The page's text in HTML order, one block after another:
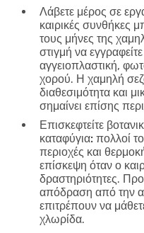
Λάβετε μέρος σε
καιρικές συνθήκες
τους μήνες της
στιγμή να
αγγειοπλαστική,
χορού. Η χαμηλή
διαθεσιμότητα και
σημαίνει επίσης
Επισκεφτείτε
καταφύγια: πολλοί
περιοχές και
επίσκεψη όταν ο
δραστηριότητες.
απόδραση από την
επιτρέπουν να
χλωρίδα.